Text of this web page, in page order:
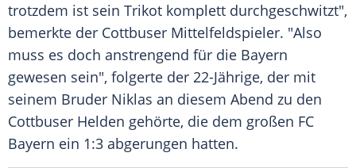
trotzdem ist sein Trikot komplett durchgeschwitzt",
bemerkte der Cottbuser Mittelfeldspieler. "Also
muss es doch anstrengend für die Bayern
gewesen sein", folgerte der 22-Jährige, der mit
seinem Bruder Niklas an diesem Abend zu den
Cottbuser Helden gehörte, die dem großen FC
Bayern ein 1:3 abgerungen hatten.